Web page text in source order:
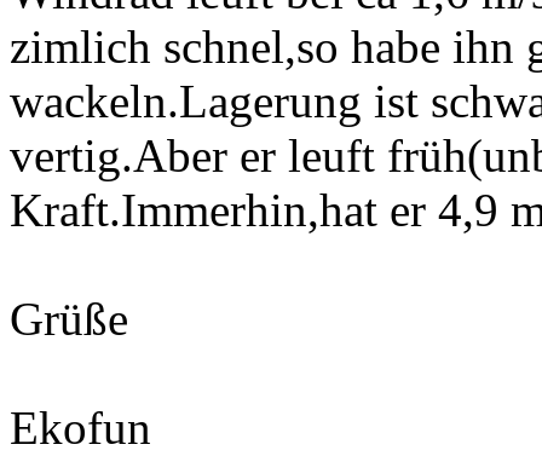
zimlich schnel,so habe ihn
wackeln.Lagerung ist
vertig.Aber er leuft
Kraft.Immerhin,hat er 4,9
Grüße
Ekofun